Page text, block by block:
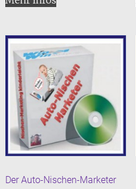
Der Auto-Nischen-Marketer